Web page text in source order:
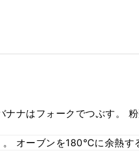
ナはフォークでつぶす。
オーブンを180℃に余熱す